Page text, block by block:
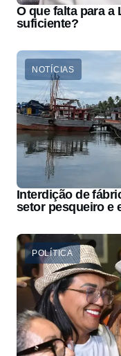
O que falta para a
suficiente?
NOTÍCIAS
Interdição de
setor pesqueiro e
POLÍTICA